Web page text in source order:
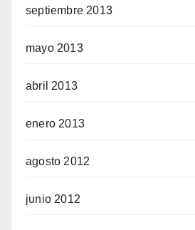
septiembre 2013
mayo 2013
abril 2013
enero 2013
agosto 2012
junio 2012